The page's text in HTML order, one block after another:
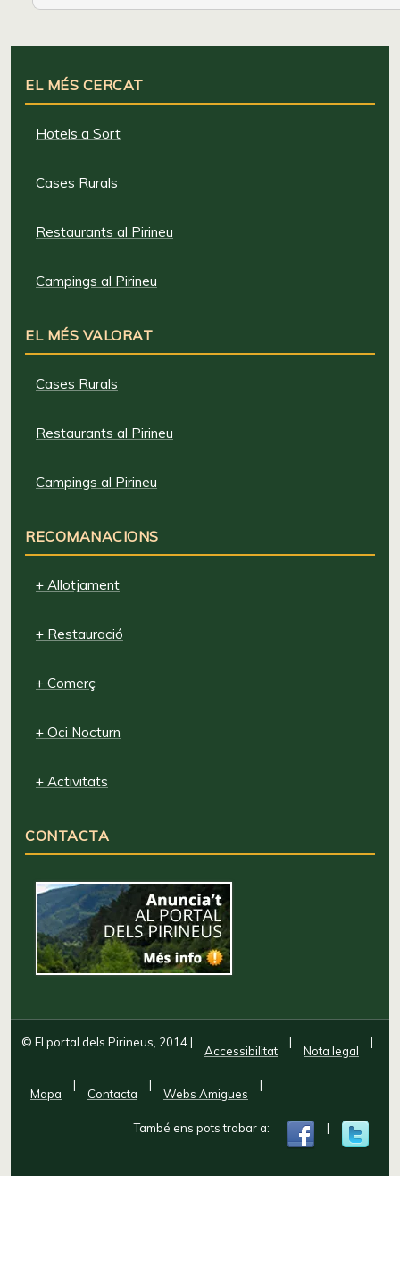
EL MÉS CERCAT
Hotels a Sort
Cases Rurals
Restaurants al Pirineu
Campings al Pirineu
EL MÉS VALORAT
Cases Rurals
Restaurants al Pirineu
Campings al Pirineu
RECOMANACIONS
+ Allotjament
+ Restauració
+ Comerç
+ Oci Nocturn
+ Activitats
CONTACTA
© El portal dels Pirineus, 2014|
Accessibilitat
|
Nota legal
|
Mapa
|
Contacta
|
Webs Amigues
|
També ens pots trobar a: |